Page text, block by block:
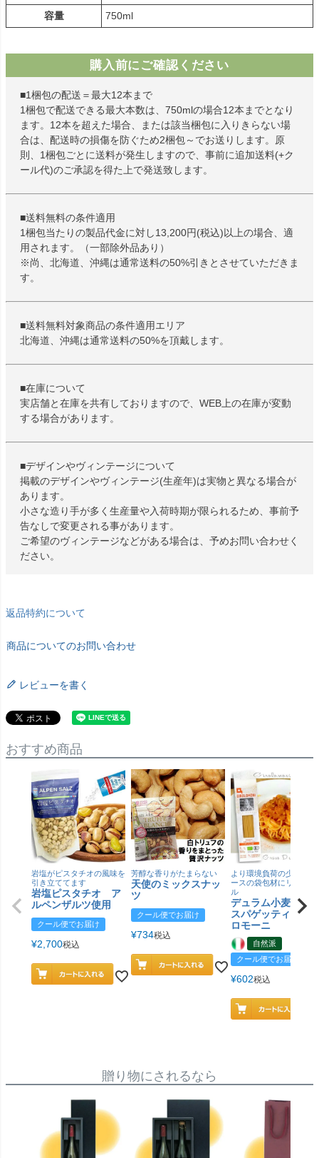
容量 750ml
購入前にご確認ください
■1梱包の配送＝最大12本まで
1梱包で配送できる最大本数は、750mlの場合12本までとなり
ます。12本を超えた場合、または該当梱包に入りきらない場
合は、配送時の損傷を防ぐため2梱包～でお送りします。原
則、1梱包ごとに送料が発生しますので、事前に追加送料(+ク
ール代)のご承認を得た上で発送致します。
■送料無料の条件適用
1梱包当たりの製品代金に対し13,200円(税込)以上の場合、適
用されます。（一部除外品あり）
※尚、北海道、沖縄は通常送料の50%引きとさせていただきま
す。
■送料無料対象商品の条件適用エリア
北海道、沖縄は通常送料の50%を頂戴します。
■在庫について
実店舗と在庫を共有しておりますので、WEB上の在庫が変動
する場合があります。
■デザインやヴィンテージについて
掲載のデザインやヴィンテージ(生産年)は実物と異なる場合が
あります。
小さな造り手が多く生産量や入荷時期が限られるため、事前予
告なしで変更される事があります。
ご希望のヴィンテージなどがある場合は、予めお問い合わせく
ださい。
返品特約について
商品についてのお問い合わせ
レビューを書く
おすすめ商品
岩塩がピスタチオの風味を
引き立ててます
岩塩ピスタチオ ア
ルペンザルツ使用
クール便でお届け
¥2,700税込
芳醇な香りがたまらない
天使のミックスナッ
ツ
クール便でお届け
¥734税込
より環境負荷の少ない紙
ースの袋包材にリニュー
ル
デュラム小麦 有
スパゲッティ／ジ
ロモーニ
自然派
クール便でお届け
¥602税込
贈り物にされるなら